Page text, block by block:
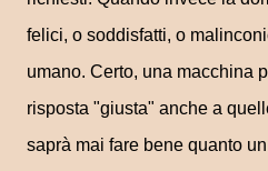
felici, o soddisfatti, o
umano. Certo, una macchina
risposta "giusta" anche a
saprà mai fare bene quanto